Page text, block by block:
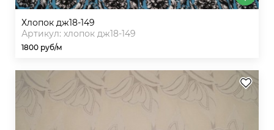
хлопок дж18-149
Артикул: хлопок дж18-149
1800 руб/м